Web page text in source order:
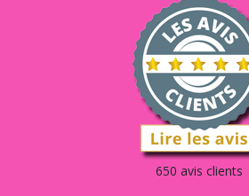
650 avis clients